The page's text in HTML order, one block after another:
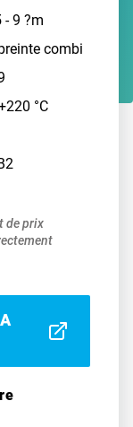
- 9 ?m
combi
°C
de prix